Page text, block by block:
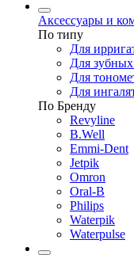
Аксессуары и
По типу
Для
Для
Для
Для
По Бренду
Revyline
B.Well
Emmi-Dent
Jetpik
Omron
Oral-B
Philips
Waterpik
Waterpulse